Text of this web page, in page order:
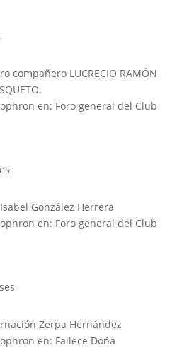
compañero LUCRECIO RAMÓN
en: Foro general del Club
González Herrera
en: Foro general del Club
Zerpa Hernández
en: Fallece Doña